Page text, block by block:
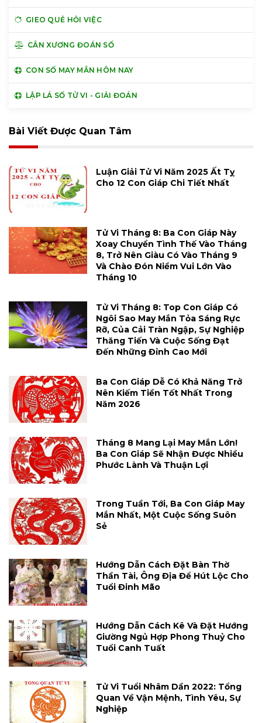
GIEO QUẺ HỎI VIỆC
CÂN XƯƠNG ĐOÁN SỐ
CON SỐ MAY MẮN HÔM NAY
LẬP LÁ SỐ TỬ VI - GIẢI ĐOÁN
Bài Viết Được Quan Tâm
Luận Giải Tử Vi Năm 2025 Ất Tỵ
Cho 12 Con Giáp Chi Tiết Nhất
Tử Vi Tháng 8: Ba Con Giáp Này
Xoay Chuyển Tình Thế Vào Tháng
8, Trở Nên Giàu Có Vào Tháng 9
Và Chào Đón Niềm Vui Lớn Vào
Tháng 10
Tử Vi Tháng 8: Top Con Giáp Có
Ngôi Sao May Mắn Tỏa Sáng Rực
Rỡ, Của Cải Tràn Ngập, Sự Nghiệp
Thăng Tiến Và Cuộc Sống Đạt
Đến Những Đỉnh Cao Mới
Ba Con Giáp Dễ Có Khả Năng Trở
Nên Kiếm Tiền Tốt Nhất Trong
Năm 2026
Tháng 8 Mang Lại May Mắn Lớn!
Ba Con Giáp Sẽ Nhận Được Nhiều
Phước Lành Và Thuận Lợi
Trong Tuần Tới, Ba Con Giáp May
Mắn Nhất, Một Cuộc Sống Suôn
Sẻ
Hướng Dẫn Cách Đặt Bàn Thờ
Thần Tài, Ông Địa Để Hút Lộc Cho
Tuổi Đinh Mão
Hướng Dẫn Cách Kê Và Đặt Hướng
Giường Ngủ Hợp Phong Thuỷ Cho
Tuổi Canh Tuất
Tử Vi Tuổi Nhâm Dần 2022: Tổng
Quan Về Vận Mệnh, Tình Yêu, Sự
Nghiệp